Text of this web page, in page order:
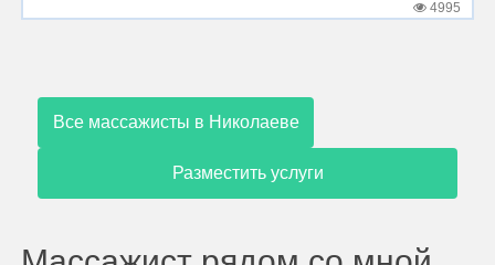
4995
Все массажисты в Николаеве
Разместить услуги